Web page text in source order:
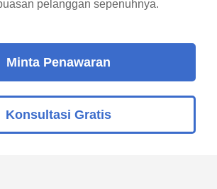
pelanggan sepenuhnya.
Minta Penawaran
Konsultasi Gratis